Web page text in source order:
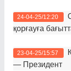
24-04-25/12:20
қорғауға
23-04-25/15:57
— Президент